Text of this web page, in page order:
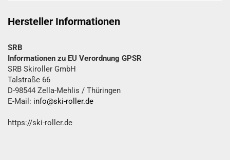
Hersteller Informationen
SRB
Informationen zu EU Verordnung GPSR
SRB Skiroller GmbH
Talstraße 66
D-98544 Zella-Mehlis / Thüringen
E-Mail: info@ski-roller.de
https://ski-roller.de